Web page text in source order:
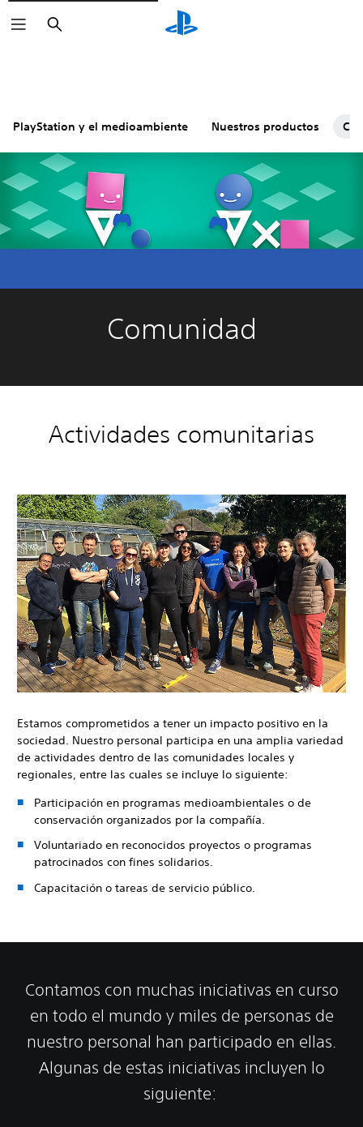
Buscar
PlayStation y el medioambiente Nuestros productos
Comunidad
Actividades comunitarias
Estamos comprometidos a tener un impacto positivo en la
sociedad. Nuestro personal participa en una amplia variedad
de actividades dentro de las comunidades locales y
regionales, entre las cuales se incluye lo siguiente:
Participación en programas medioambientales o de
conservación organizados por la compañía.
Voluntariado en reconocidos proyectos o programas
patrocinados con fines solidarios.
Capacitación o tareas de servicio público.
Contamos con muchas iniciativas en curso
en todo el mundo y miles de personas de
nuestro personal han participado en ellas.
Algunas de estas iniciativas incluyen lo
siguiente: